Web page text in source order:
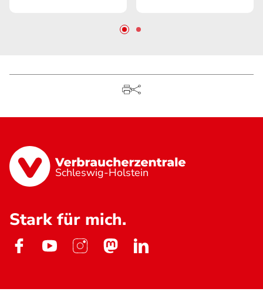
Schleswig-Holstein
Stark für mich.